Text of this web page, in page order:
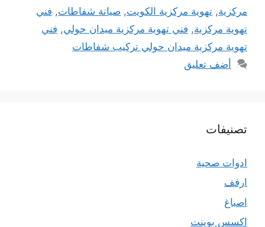
مركزية, تهوية مركزية الكويت, صيانة شفاطات, فني
تهوية مركزية, فني تهوية مركزية ميدان حولي, فني
تهوية مركزية ميدان حولي تركيب شفاطات
أضف تعليق
تصنيفات
ادوات صحية
ارفف
اصباغ
اكسس بوينت